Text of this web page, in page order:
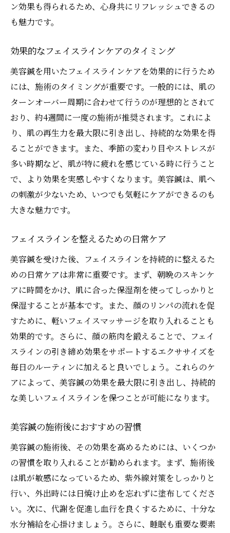
ン効果も得られるため、心身共にリフレッシュできるの
も魅力です。
効果的なフェイスラインケアのタイミング
美容鍼を用いたフェイスラインケアを効果的に行うため
には、施術のタイミングが重要です。一般的には、肌の
ターンオーバー周期に合わせて行うのが理想的とされて
おり、約4週間に一度の施術が推奨されます。これによ
り、肌の再生力を最大限に引き出し、持続的な効果を得
ることができます。また、季節の変わり目やストレスが
多い時期など、肌が特に疲れを感じている時に行うこと
で、より効果を実感しやすくなります。美容鍼は、肌へ
の刺激が少ないため、いつでも気軽にケアができるのも
大きな魅力です。
フェイスラインを整えるための日常ケア
美容鍼を受けた後、フェイスラインを持続的に整えるた
めの日常ケアは非常に重要です。まず、朝晩のスキンケ
アに時間をかけ、肌に合った保湿剤を使ってしっかりと
保湿することが基本です。また、顔のリンパの流れを促
すために、軽いフェイスマッサージを取り入れることも
効果的です。さらに、顔の筋肉を鍛えることで、フェイ
スラインの引き締め効果をサポートするエクササイズを
毎日のルーティンに加えると良いでしょう。これらのケ
アによって、美容鍼の効果を最大限に引き出し、持続的
な美しいフェイスラインを保つことが可能になります。
美容鍼の施術後におすすめの習慣
美容鍼の施術後、その効果を高めるためには、いくつか
の習慣を取り入れることが勧められます。まず、施術後
は肌が敏感になっているため、紫外線対策をしっかりと
行い、外出時には日焼け止めを忘れずに塗布してくださ
い。次に、代謝を促進し血行を良くするために、十分な
水分補給を心掛けましょう。さらに、睡眠も重要な要素